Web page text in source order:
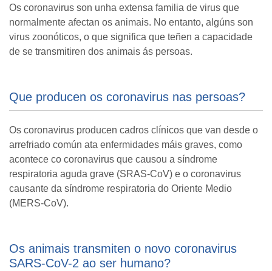
Os coronavirus son unha extensa familia de virus que
normalmente afectan os animais. No entanto, algúns son
virus zoonóticos, o que significa que teñen a capacidade
de se transmitiren dos animais ás persoas.
Que producen os coronavirus nas persoas?
Os coronavirus producen cadros clínicos que van desde o
arrefriado común ata enfermidades máis graves, como
acontece co coronavirus que causou a síndrome
respiratoria aguda grave (SRAS-CoV) e o coronavirus
causante da síndrome respiratoria do Oriente Medio
(MERS-CoV).
Os animais transmiten o novo coronavirus
SARS-CoV-2 ao ser humano?